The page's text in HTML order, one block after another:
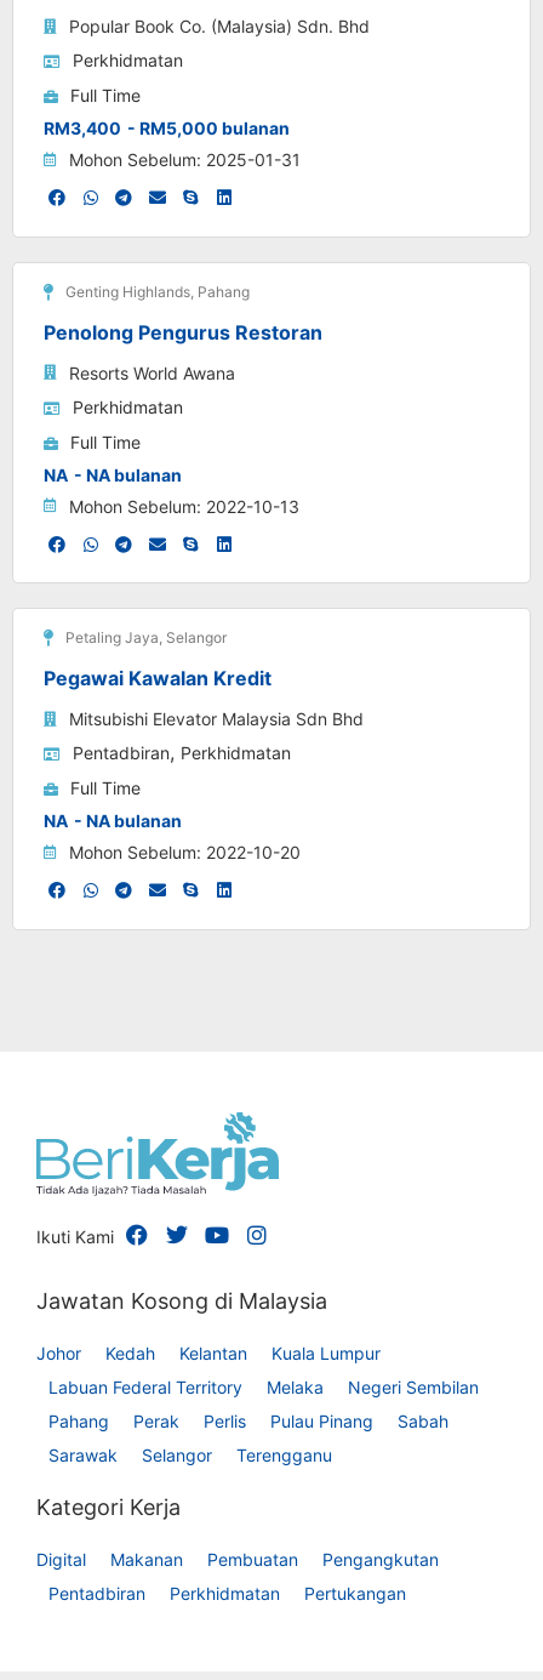
Popular Book Co. (Malaysia) Sdn. Bhd
Perkhidmatan
Full Time
RM3,400 - RM5,000 bulanan
Mohon Sebelum: 2025-01-31
Genting Highlands Pahang
Penolong Pengurus Restoran
Resorts World Awana
Perkhidmatan
Full Time
NA - NA bulanan
Mohon Sebelum: 2022-10-13
Petaling Jaya, Selangor
Pegawai Kawalan Kredit
Mitsubishi Elevator Malaysia Sdn Bhd
Pentadbiran, Perkhidmatan
Full Time
NA - NA bulanan
Mohon Sebelum: 2022-10-20
Ikuti Kami
Jawatan Kosong di Malaysia
Johor Kedah Kelantan
Kuala Lumpur
Labuan Federal Territory
Melaka
Negeri Sembilan
Pahang
Perak Perlis Pulau Pinang
Sabah
Sarawak
Selangor Terengganu
Kategori Kerja
Digital Makanan Pembuatan
Pengangkutan
Pentadbiran
Perkhidmatan Pertukangan